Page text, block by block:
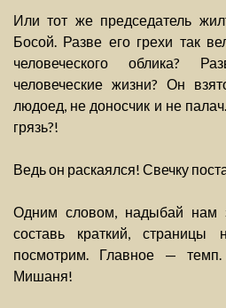
Или тот же председатель
Босой. Разве его грехи так
человеческого облика?
человеческие жизни? Он
людоед, не доносчик и не
грязь?!
Ведь он раскаялся! Свечку
Одним словом, надыбай нам
составь краткий,
посмотрим. Главное —
Мишаня!